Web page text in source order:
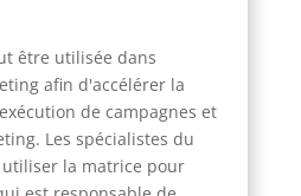
être utilisée dans
afin d'accélérer la
de campagnes et
Les spécialistes du
la matrice pour